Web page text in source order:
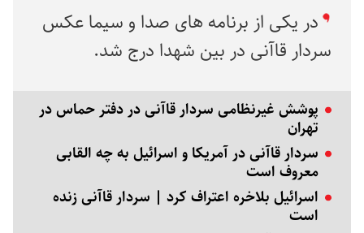
در یکی از برنامه های صدا و سیما عکس
سردار قاآنی در بین شهدا درج شد.
پوشش غیرنظامی سردار قاآنی در دفتر حماس در
تهران
سردار قاآنی در آمریکا و اسرائیل به چه القابی
معروف است
اسرائیل بلاخره اعتراف کرد | سردار قاآنی زنده
است